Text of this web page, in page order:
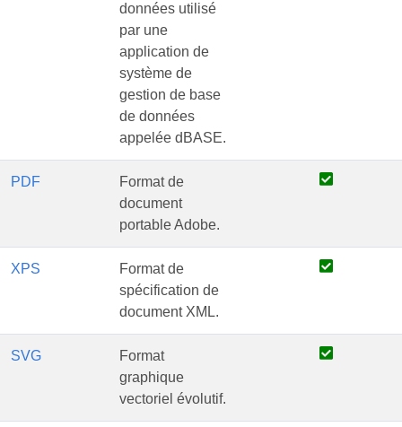
données utilisé
par une
application de
système de
gestion de base
de données
appelée dBASE.
PDF
Format de
document
portable Adobe.
XPS
Format de
spécification de
document XML.
SVG
Format
graphique
vectoriel évolutif.